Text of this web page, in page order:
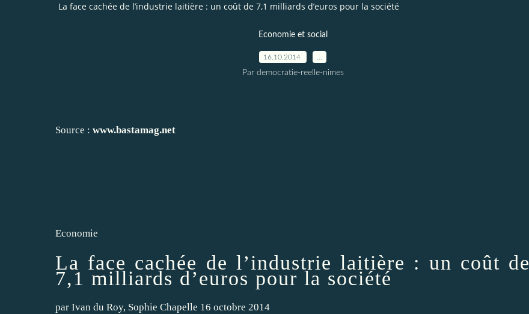
La face cachée de l’industrie laitière : un coût de 7,1 milliards d’euros pour la société
Economie et social
16.10.2014
Par democratie-reelle-nimes
Source : www.bastamag.net
Economie
La face cachée de l’industrie laitière : un coût de
7,1 milliards d’euros pour la société
par Ivan du Roy, Sophie Chapelle 16 octobre 2014